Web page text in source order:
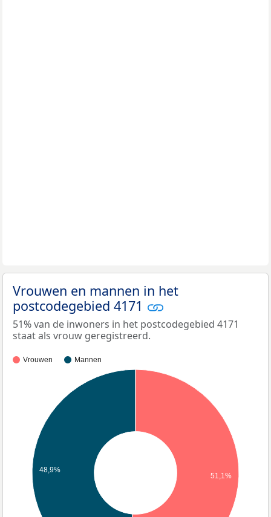
Vrouwen en mannen in het
postcodegebied 4171
51% van de inwoners in het postcodegebied 4171
staat als vrouw geregistreerd.
Vrouwen Mannen
48,9%
51,1%